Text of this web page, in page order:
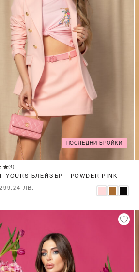
ПОСЛЕДНИ БРОЙКИ
M L
(4)
YOURS БЛЕЙЗЪР - POWDER PINK
ЛВ.